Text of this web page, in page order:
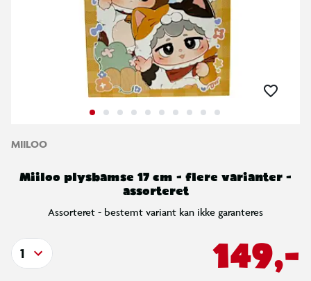
MIILOO
Miiloo plysbamse 17 cm - flere varianter -
assorteret
Assorteret - bestemt variant kan ikke garanteres
149,-
1